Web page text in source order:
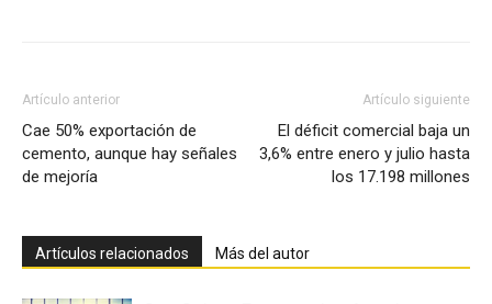
Artículo anterior
Cae 50% exportación de
cemento, aunque hay señales
de mejoría
Artículo siguiente
El déficit comercial baja un
3,6% entre enero y julio hasta
los 17.198 millones
Artículos relacionados Más del autor